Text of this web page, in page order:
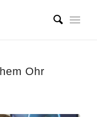
Ohr